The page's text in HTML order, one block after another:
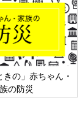
きの」赤ちゃん・
の防災